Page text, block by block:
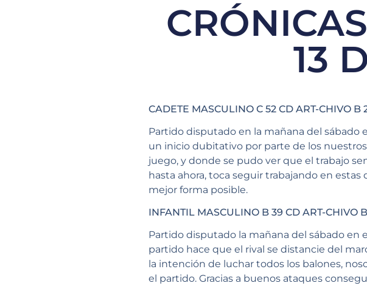
13
CADETE MASCULINO C 52 CD ART-CHIVO B
Partido disputado en la mañana del
un inicio dubitativo por parte de los
juego, y donde se pudo ver que el trabajo
hasta ahora, toca seguir trabajando en
mejor forma posible.
INFANTIL MASCULINO B 39 CD ART-CHIVO
Partido disputado la mañana del sábado
partido hace que el rival se distancie del
la intención de luchar todos los balones,
el partido. Gracias a buenos ataques